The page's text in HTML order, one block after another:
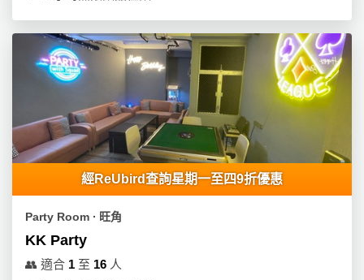
經ReUbird查詢星期一至四9折優惠
Party Room ∙ 旺角
KK Party
👥 適合 1 至 16 人